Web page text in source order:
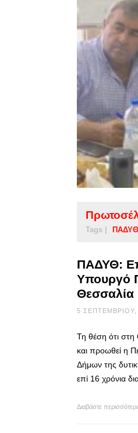
Tags | ΠΑΔΥΘ
ΠΑΔΥΘ:
Υπουργό
Θεσσαλία
5 ΣΕΠΤΕΜΒΡΊΟΥ,
Τη θέση ότι στη
και προωθεί η
Δήμων της
επί 16 χρόνια
Διαβάστε